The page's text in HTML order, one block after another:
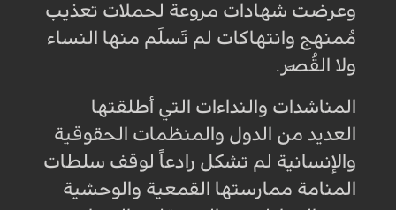
وعرضت شهادات مروعة لحملات تعذيب
مُمنهج وانتهاكات لم تَسلَم منها النساء
ولا القُصَّر.
المناشدات والنداءات التي أطلقتها
العديد من الدول والمنظمات الحقوقية
والإنسانية لم تشكل رادعاً لوقف سلطات
المنامة ممارستها القمعية والوحشية